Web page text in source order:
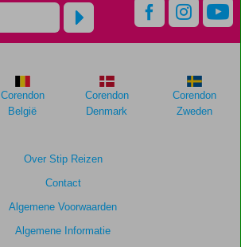
Over Stip Reizen
Contact
Algemene Voorwaarden
Algemene Informatie
Corendon
België
Corendon
Denmark
Corendon
Zweden